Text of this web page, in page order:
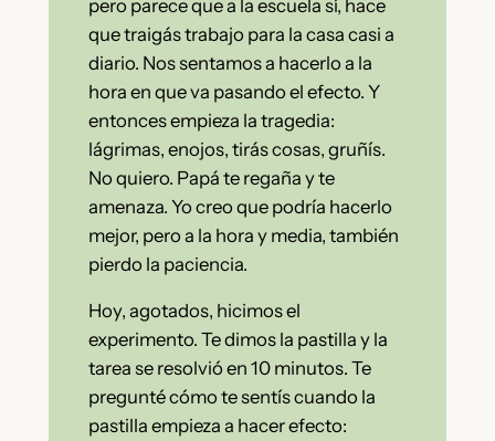
pero parece que a la escuela sí, hace
que traigás trabajo para la casa casi a
diario. Nos sentamos a hacerlo a la
hora en que va pasando el efecto. Y
entonces empieza la tragedia:
lágrimas, enojos, tirás cosas, gruñís.
No quiero. Papá te regaña y te
amenaza. Yo creo que podría hacerlo
mejor, pero a la hora y media, también
pierdo la paciencia.
Hoy, agotados, hicimos el
experimento. Te dimos la pastilla y la
tarea se resolvió en 10 minutos. Te
pregunté cómo te sentís cuando la
pastilla empieza a hacer efecto: